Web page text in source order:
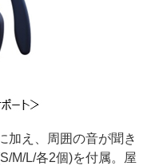
加え、周囲の音が聞き
M/L/各2個)を付属。屋